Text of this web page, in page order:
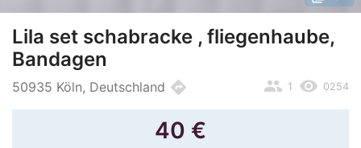
Lila set schabracke , fliegenhaube,
Bandagen
50935 Köln, Deutschland directions remove_red_eye 0254
people 1
40 €